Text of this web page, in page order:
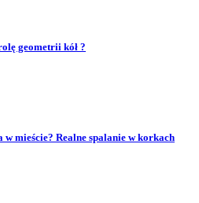
geometrii kół ?
w mieście? Realne spalanie w korkach